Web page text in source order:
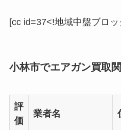
[cc id=37<!地域中盤ブロッ
小林市でエアガン買取
評
価
業者名